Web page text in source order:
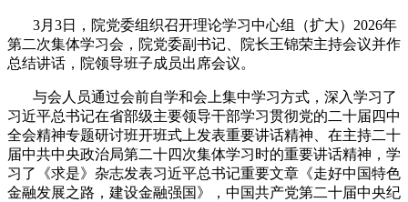
3月3日，院党委组织召开理论学习中心组（扩大）2026年
第二次集体学习会，院党委副书记、院长王锦荣主持会议并作
总结讲话，院领导班子成员出席会议。
与会人员通过会前自学和会上集中学习方式，深入学习了
习近平总书记在省部级主要领导干部学习贯彻党的二十届四中
全会精神专题研讨班开班式上发表重要讲话精神、在主持二十
届中共中央政治局第二十四次集体学习时的重要讲话精神，学
习了《求是》杂志发表习近平总书记重要文章《走好中国特色
金融发展之路，建设金融强国》，中国共产党第二十届中央纪